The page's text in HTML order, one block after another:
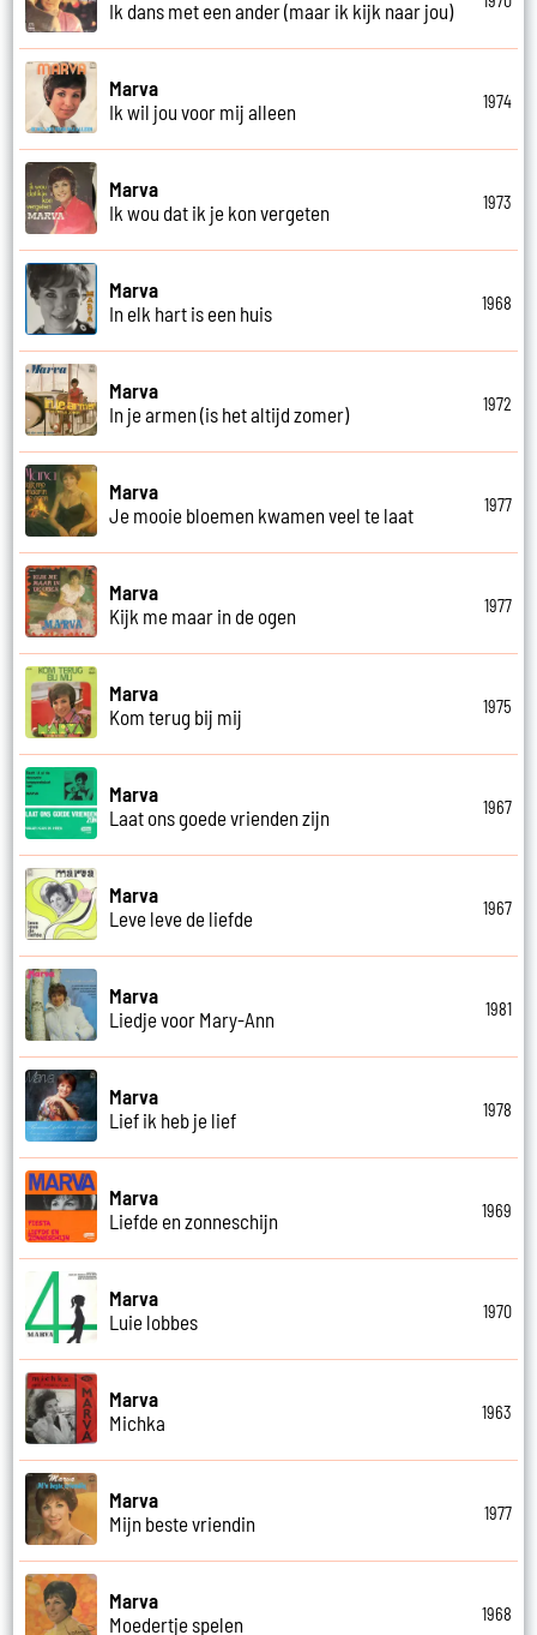
Ik dans met een ander (maar ik kijk naar jou)
Marva
Ik wil jou voor mij alleen
1974
Marva
Ik wou dat ik je kon vergeten
1973
Marva
In elk hart is een huis
1968
Marva
In je armen (is het altijd zomer)
1972
Marva
Je mooie bloemen kwamen veel te laat
1977
Marva
Kijk me maar in de ogen
1977
Marva
Kom terug bij mij
1975
Marva
Laat ons goede vrienden zijn
1967
Marva
Leve leve de liefde
1967
Marva
Liedje voor Mary-Ann
1981
Marva
Lief ik heb je lief
1978
Marva
Liefde en zonneschijn
1969
Marva
Luie lobbes
1970
Marva
Michka
1963
Marva
Mijn beste vriendin
1977
Marva
Moedertje spelen
1968